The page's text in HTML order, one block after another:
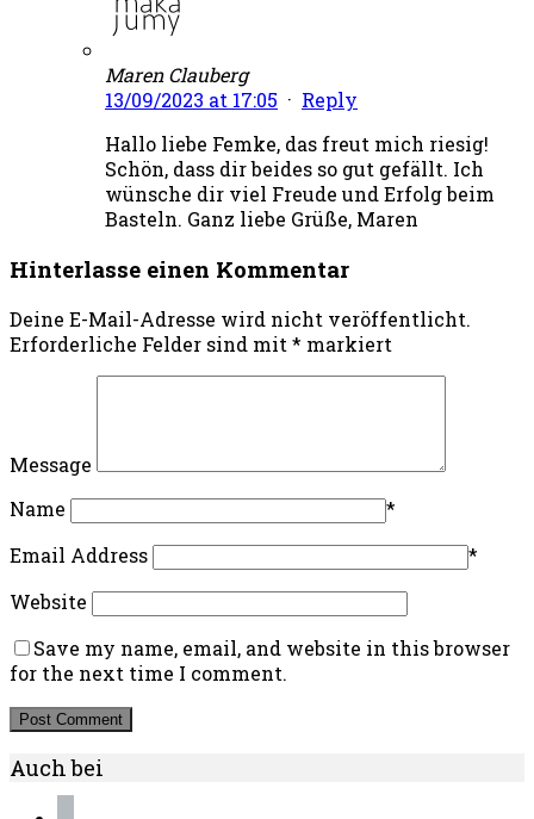
Maren Clauberg
13/09/2023 at 17:05 · Reply
Hallo liebe Femke, das freut mich riesig!
Schön, dass dir beides so gut gefällt. Ich
wünsche dir viel Freude und Erfolg beim
Basteln. Ganz liebe Grüße, Maren
Hinterlasse einen Kommentar
Deine E-Mail-Adresse wird nicht veröffentlicht.
Erforderliche Felder sind mit * markiert
Message
Name
*
Email Address
*
Website
Save my name, email, and website in this browser
for the next time I comment.
Auch bei